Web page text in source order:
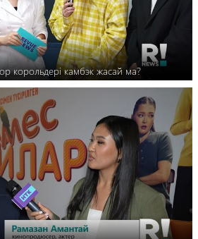
корольдері камбэк жасай ма?